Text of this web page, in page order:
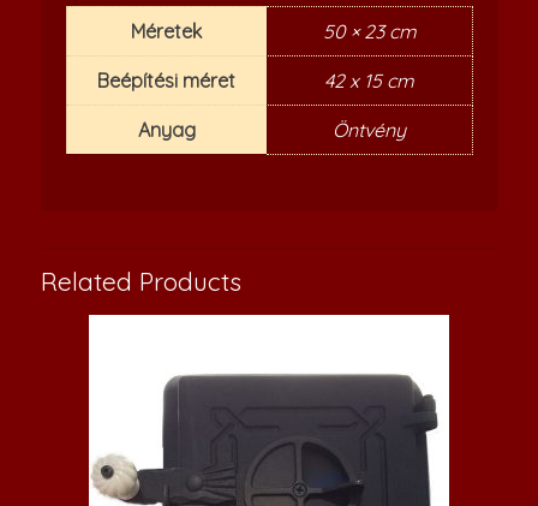
Méretek 50 × 23 cm
Beépítési méret 42 x 15 cm
Anyag Öntvény
Related Products